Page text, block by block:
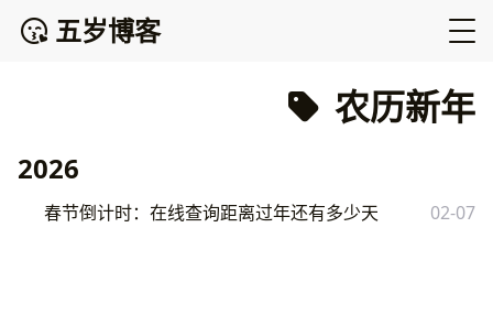
五岁博客
农历新年
2026
春节倒计时：在线查询距离过年还有多少天 02-07